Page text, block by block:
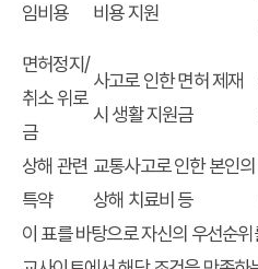
임비용
비용 지원
면허정지/
취소 위로
금
사고로 인한 면허 제재
시 생활 지원금
상해 관련
특약
교통사고로 인한 본인의
상해 치료비 등
이 표를 바탕으로 자신의 우선순위